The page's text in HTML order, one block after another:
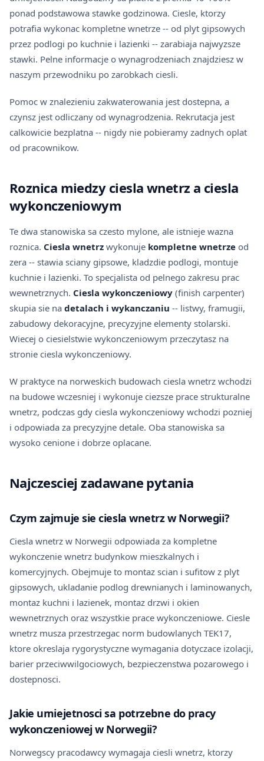
ponad podstawowa stawke godzinowa. Ciesle, ktorzy
potrafia wykonac kompletne wnetrze -- od plyt gipsowych
przez podlogi po kuchnie i lazienki -- zarabiaja najwyzsze
stawki. Pelne informacje o wynagrodzeniach znajdziesz w
naszym przewodniku po zarobkach ciesli.
Pomoc w znalezieniu zakwaterowania jest dostepna, a
czynsz jest odliczany od wynagrodzenia. Rekrutacja jest
calkowicie bezplatna -- nigdy nie pobieramy zadnych oplat
od pracownikow.
Roznica miedzy ciesla wnetrz a ciesla
wykonczeniowym
Te dwa stanowiska sa czesto mylone, ale istnieje wazna
roznica. Ciesla wnetrz wykonuje kompletne wnetrze od
zera -- stawia sciany gipsowe, kladzdie podlogi, montuje
kuchnie i lazienki. To specjalista od pelnego zakresu prac
wewnetrznych. Ciesla wykonczeniowy (finish carpenter)
skupia sie na detalach i wykanczaniu -- listwy, framugii,
zabudowy dekoracyjne, precyzyjne elementy stolarski.
Wiecej o ciesielstwie wykonczeniowym przeczytasz na
stronie ciesla wykonczeniowy.
W praktyce na norweskich budowach ciesla wnetrz wchodzi
na budowe wczesniej i wykonuje ciezsze prace strukturalne
wnetrz, podczas gdy ciesla wykonczeniowy wchodzi pozniej
i odpowiada za precyzyjne detale. Oba stanowiska sa
wysoko cenione i dobrze oplacane.
Najczesciej zadawane pytania
Czym zajmuje sie ciesla wnetrz w Norwegii?
Ciesla wnetrz w Norwegii odpowiada za kompletne
wykonczenie wnetrz budynkow mieszkalnych i
komercyjnych. Obejmuje to montaz scian i sufitow z plyt
gipsowych, ukladanie podlog drewnianych i laminowanych,
montaz kuchni i lazienek, montaz drzwi i okien
wewnetrznych oraz wszystkie prace wykonczeniowe. Ciesle
wnetrz musza przestrzegac norm budowlanych TEK17,
ktore okreslaja rygorystyczne wymagania dotyczace izolacji,
barier przeciwwilgociowych, bezpieczenstwa pozarowego i
dostepnosci.
Jakie umiejetnosci sa potrzebne do pracy
wykonczeniowej w Norwegii?
Norwegscy pracodawcy wymagaja ciesli wnetrz, ktorzy